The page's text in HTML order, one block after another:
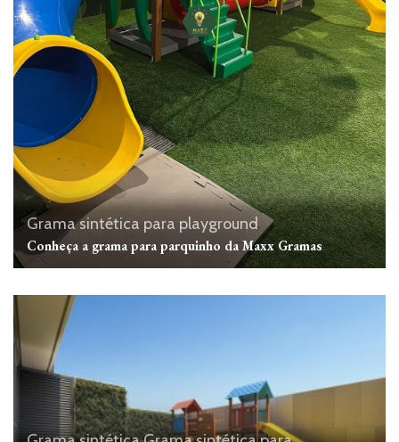
Grama sintética para playground
Conheça a grama para parquinho da Maxx Gramas